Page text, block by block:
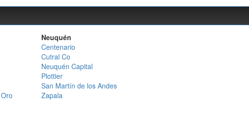
Neuquén
Centenario
Cutral Co
Neuquén Capital
Plottier
San Martín de los Andes
Zapala